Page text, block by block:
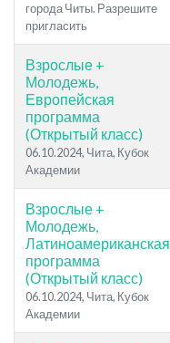
города Читы. Разрешите
пригласить
Взрослые +
Молодежь,
Европейская
программа
(Открытый класс)
06.10.2024, Чита, Кубок
Академии
Взрослые +
Молодежь,
Латиноамериканская
программа
(Открытый класс)
06.10.2024, Чита, Кубок
Академии